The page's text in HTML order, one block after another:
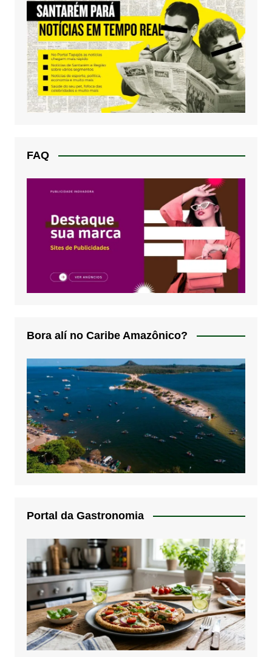
FAQ
Bora alí no Caribe Amazônico?
Portal da Gastronomia